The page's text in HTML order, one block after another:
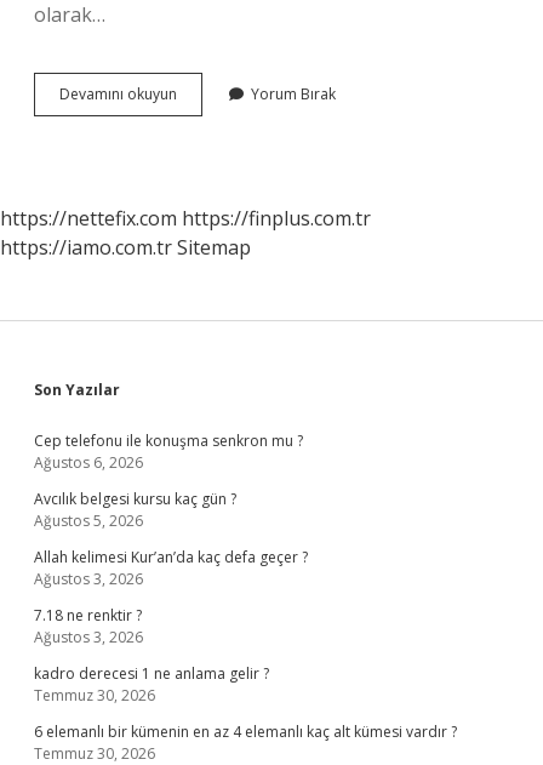
olarak…
Devamını okuyun
Ne
Yorum Bırak
https://nettefix.com https://finplus.com.tr
https://iamo.com.trSitemap
Sidebar
Son Yazılar
Cep telefonu ile konuşma senkron mu ?
Ağustos 6, 2026
Avcılık belgesi kursu kaç gün ?
Ağustos 5, 2026
Allah kelimesi Kur’an’da kaç defa geçer ?
Ağustos 3, 2026
7.18 ne renktir ?
Ağustos 3, 2026
kadro derecesi 1 ne anlama gelir ?
Temmuz 30, 2026
6 elemanlı bir kümenin en az 4 elemanlı kaç alt kümesi vardır ?
Temmuz 30, 2026